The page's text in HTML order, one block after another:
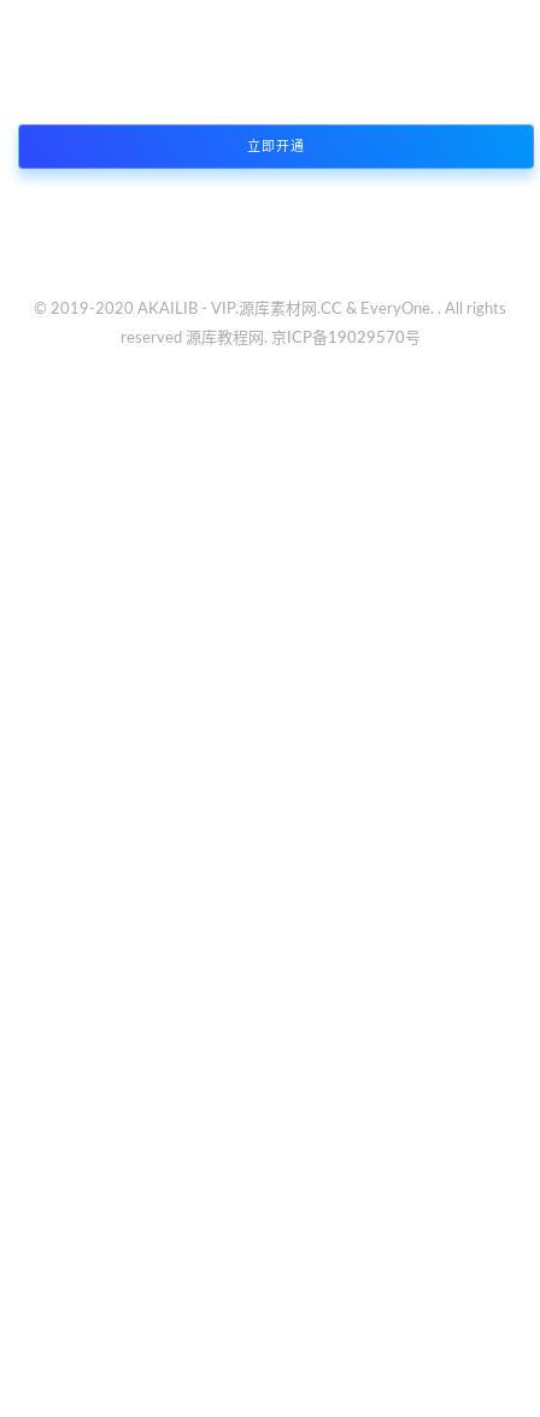
立即开通
© 2019-2020 AKAILIB - VIP.源库素材网.CC & EveryOne. . All rights
reserved 源库教程网. 京ICP备19029570号